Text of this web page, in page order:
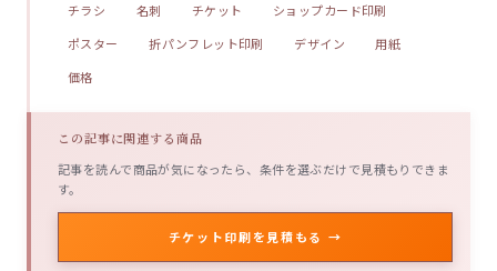
チラシ 名刺 チケット
ショップカード印刷
ポスター
折パンフレット印刷 デザイン
用紙
価格
この記事に関連する商品
記事を読んで商品が気になったら、条件を選ぶだけで見積もりできま
す。
チケット印刷を見積もる →